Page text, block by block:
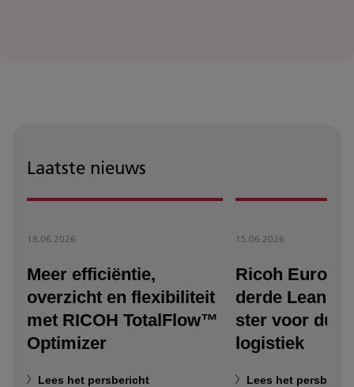
Laatste nieuws
18.06.2026
Meer efficiëntie,
overzicht en flexibiliteit
met RICOH TotalFlow™
Optimizer
Lees het persbericht
15.06.2026
Ricoh Europe
derde Lean &
ster voor
logistiek
Lees het